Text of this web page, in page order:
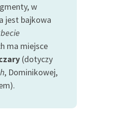
dostępności
w
jest bajkowa
ma miejsce
(dotyczy
, Dominikowej,